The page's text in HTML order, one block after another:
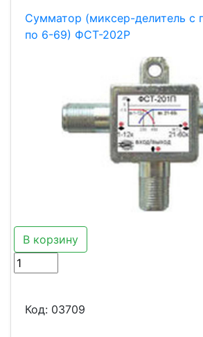
Сумматор (миксер-делитель с
по 6-69) ФСТ-202Р
В корзину
Код: 03709